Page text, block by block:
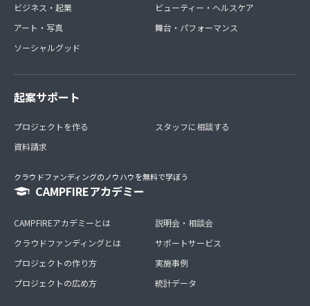
ビジネス・起業
アート・写真
ソーシャルグッド
ビューティー・ヘルスケア
舞台・パフォーマンス
起案サポート
プロジェクトを作る
資料請求
スタッフに相談する
クラウドファンディングのノウハウを無料で学ぼう
CAMPFIREアカデミー
CAMPFIREアカデミーとは
クラウドファンディングとは
プロジェクトの作り方
プロジェクトの広め方
説明会・相談会
サポートサービス
実施事例
統計データ